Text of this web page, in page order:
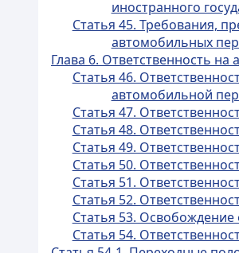
иностранного
Статья 45. Требования,
автомобильных
Глава 6. Ответственность
Статья 46.
автомобильной
Статья 47.
Статья 48.
Статья 49.
Статья 50.
Статья 51.
Статья 52.
Статья 53. Освобождение
Статья 54.